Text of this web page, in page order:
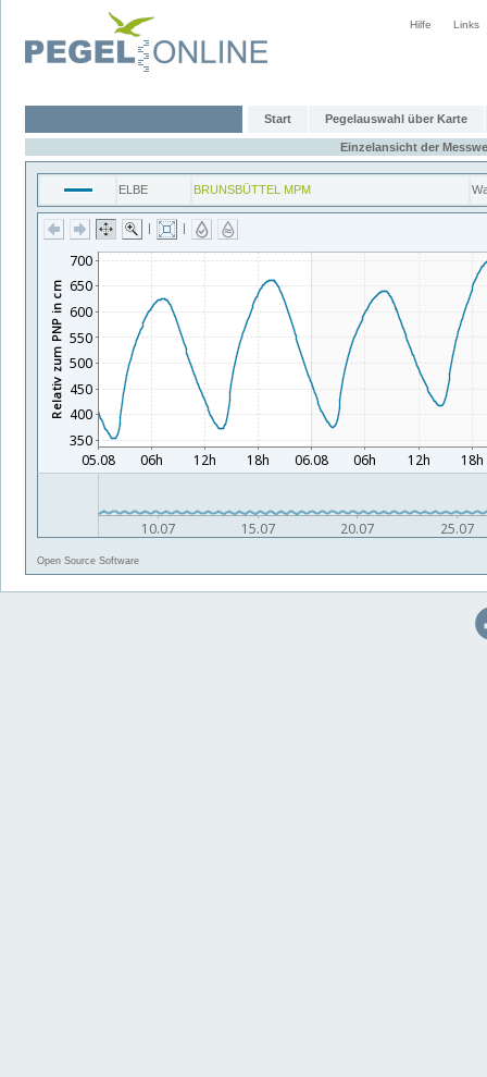
Hilfe Links
Start Pegelauswahl über Karte
Einzelansicht der
ELBE BRUNSBÜTTEL MPM
| |
Open Source Software